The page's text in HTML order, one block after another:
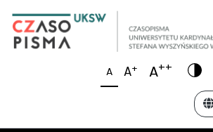
A A+ A++